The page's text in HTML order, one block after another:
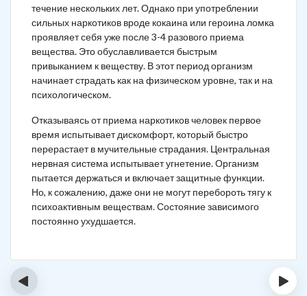
течение нескольких лет. Однако при употреблении
сильных наркотиков вроде кокаина или героина ломка
проявляет себя уже после 3-4 разового приема
вещества. Это обуславливается быстрым
привыканием к веществу. В этот период организм
начинает страдать как на физическом уровне, так и на
психологическом.
Отказываясь от приема наркотиков человек первое
время испытывает дискомфорт, который быстро
перерастает в мучительные страдания. Центральная
нервная система испытывает угнетение. Организм
пытается держаться и включает защитные функции.
Но, к сожалению, даже они не могут перебороть тягу к
психоактивным веществам. Состояние зависимого
постоянно ухудшается.
‹ ›